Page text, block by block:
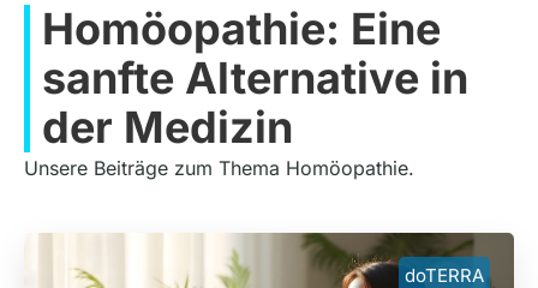
Homöopathie: Eine
sanfte Alternative in
der Medizin
Unsere Beiträge zum Thema Homöopathie.
doTERRA